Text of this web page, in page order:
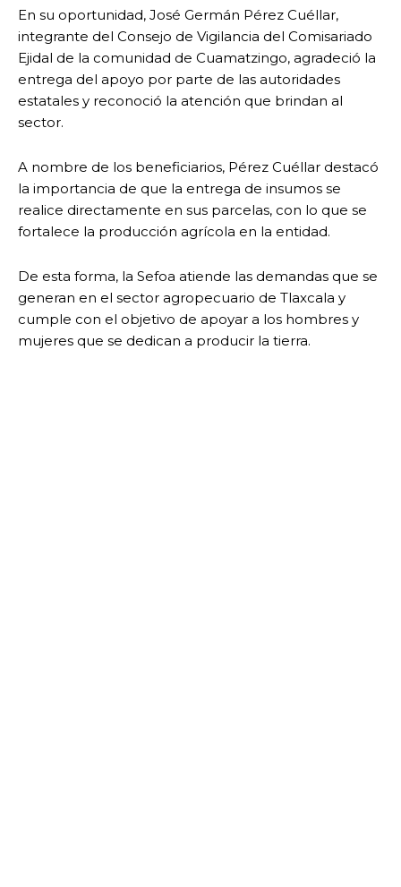
En su oportunidad, José Germán Pérez Cuéllar,
integrante del Consejo de Vigilancia del Comisariado
Ejidal de la comunidad de Cuamatzingo, agradeció la
entrega del apoyo por parte de las autoridades
estatales y reconoció la atención que brindan al
sector.
A nombre de los beneficiarios, Pérez Cuéllar destacó
la importancia de que la entrega de insumos se
realice directamente en sus parcelas, con lo que se
fortalece la producción agrícola en la entidad.
De esta forma, la Sefoa atiende las demandas que se
generan en el sector agropecuario de Tlaxcala y
cumple con el objetivo de apoyar a los hombres y
mujeres que se dedican a producir la tierra.